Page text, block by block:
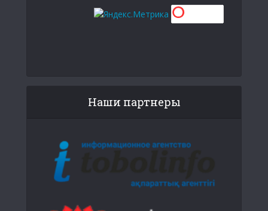
Наши партнеры